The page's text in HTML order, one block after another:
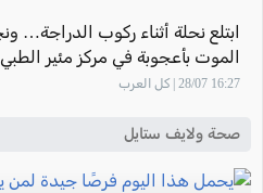
ابتلع نحلة أثناء ركوب الدراجة…
الموت بأعجوبة في مركز مئير الطبي
16:27 28/07 | كل العرب
صحة ولايف ستايل